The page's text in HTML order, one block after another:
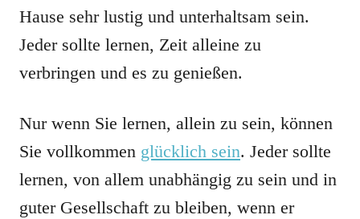
Hause sehr lustig und unterhaltsam sein.
Jeder sollte lernen, Zeit alleine zu
verbringen und es zu genießen.
Nur wenn Sie lernen, allein zu sein, können
Sie vollkommen glücklich sein. Jeder sollte
lernen, von allem unabhängig zu sein und in
guter Gesellschaft zu bleiben, wenn er